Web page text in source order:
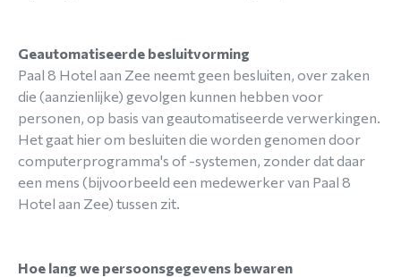
Geautomatiseerde besluitvorming
Paal 8 Hotel aan Zee neemt geen besluiten, over zaken
die (aanzienlijke) gevolgen kunnen hebben voor
personen, op basis van geautomatiseerde verwerkingen.
Het gaat hier om besluiten die worden genomen door
computerprogramma's of -systemen, zonder dat daar
een mens (bijvoorbeeld een medewerker van Paal 8
Hotel aan Zee) tussen zit.
Hoe lang we persoonsgegevens bewaren